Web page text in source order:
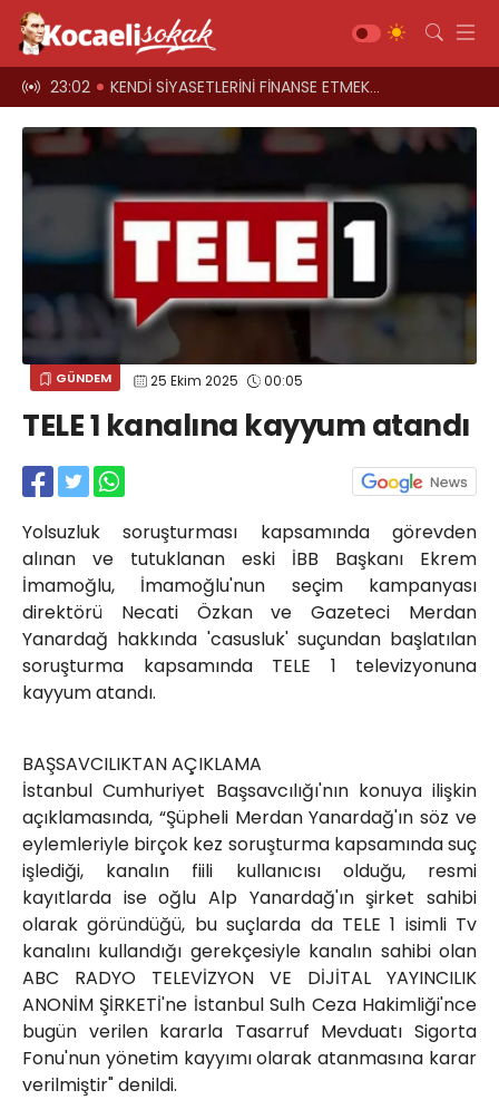
oyun 23:02 KENDİ SİYASETLERİNİ FİNANSE ETMEK İÇİN KOCAELİ'Yİ HARCIYORLAR
GÜNDEM 25 Ekim 2025 00:05
TELE 1 kanalına kayyum atandı
Yolsuzluk soruşturması kapsamında görevden
alınan ve tutuklanan eski İBB Başkanı Ekrem
İmamoğlu, İmamoğlu'nun seçim kampanyası
direktörü Necati Özkan ve Gazeteci Merdan
Yanardağ hakkında 'casusluk' suçundan başlatılan
soruşturma kapsamında TELE 1 televizyonuna
kayyum atandı.
BAŞSAVCILIKTAN AÇIKLAMA
İstanbul Cumhuriyet Başsavcılığı'nın konuya ilişkin
açıklamasında, “Şüpheli Merdan Yanardağ'ın söz ve
eylemleriyle birçok kez soruşturma kapsamında suç
işlediği, kanalın fiili kullanıcısı olduğu, resmi
kayıtlarda ise oğlu Alp Yanardağ'ın şirket sahibi
olarak göründüğü, bu suçlarda da TELE 1 isimli Tv
kanalını kullandığı gerekçesiyle kanalın sahibi olan
ABC RADYO TELEVİZYON VE DİJİTAL YAYINCILIK
ANONİM ŞİRKETİ'ne İstanbul Sulh Ceza Hakimliği'nce
bugün verilen kararla Tasarruf Mevduatı Sigorta
Fonu'nun yönetim kayyımı olarak atanmasına karar
verilmiştir" denildi.
Siyaset
Asayiş
Ekonomi
Sağlık
Magazin
Diğer
Teknoloji
Galeri Yazarlar
Yahya Kaptan Mahallesi
Akkavaklar Caddesi No:17/4 İzmit-
KOCAELİ
kocaelisokak@gmail.com